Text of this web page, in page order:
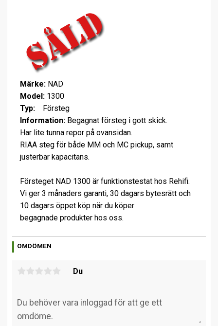
Märke: NAD
Model: 1300
Typ: Försteg
Information: Begagnat försteg i gott skick.
Har lite tunna repor på ovansidan.
RIAA steg för både MM och MC pickup, samt
justerbar kapacitans.
Försteget NAD 1300 är funktionstestat hos Rehifi.
Vi ger 3 månaders garanti, 30 dagars bytesrätt och
10 dagars öppet köp när du köper
begagnade produkter hos oss.
OMDÖMEN
Du